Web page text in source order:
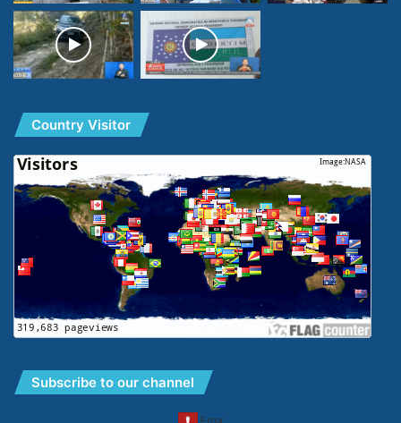
Country Visitor
Subscribe to our channel